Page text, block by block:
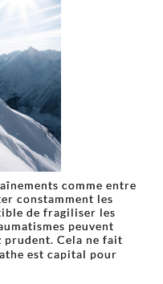
comme entre
constamment les
de fragiliser les
peuvent
prudent. Cela ne fait
est capital pour